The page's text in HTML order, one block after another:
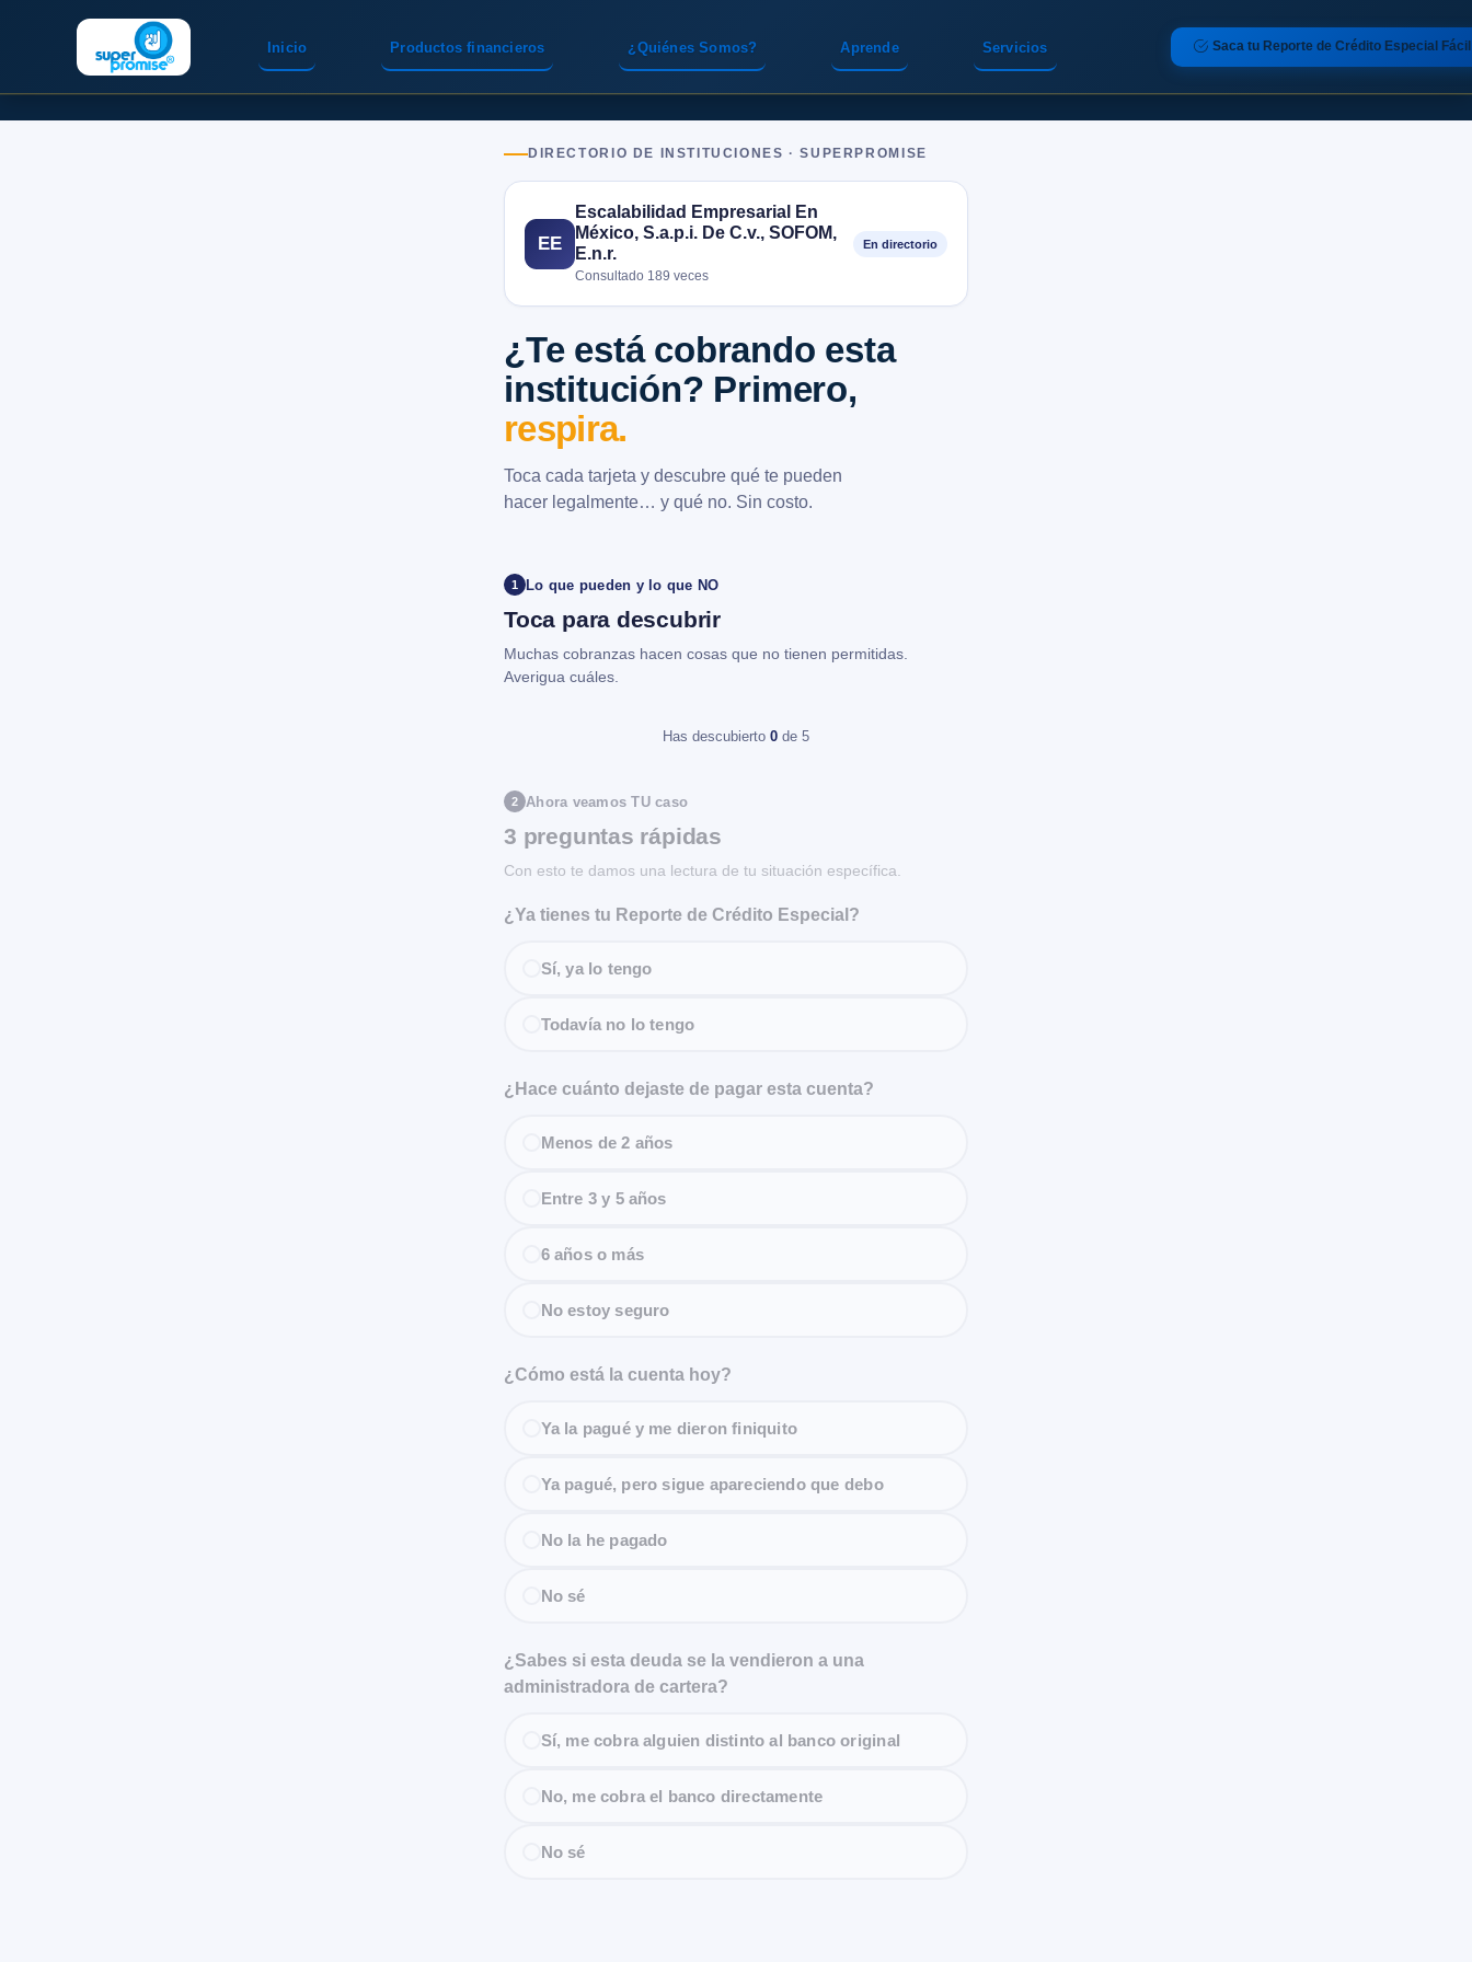
Inicio Servicios
Productos financieros ¿Quiénes Somos? Aprende Saca tu Reporte de Crédito Especial Fácil
DIRECTORIO DE INSTITUCIONES · SUPERPROMISE
EE
Escalabilidad Empresarial En
México, S.a.p.i. De C.v., SOFOM,
E.n.r.
Consultado 189 veces
En directorio
¿Te está cobrando esta
institución? Primero,
respira.
Toca cada tarjeta y descubre qué te pueden
hacer legalmente… y qué no. Sin costo.
1 Lo que pueden y lo que NO
Toca para descubrir
Muchas cobranzas hacen cosas que no tienen permitidas.
Averigua cuáles.
Has descubierto 0 de 5
2 Ahora veamos TU caso
3 preguntas rápidas
Con esto te damos una lectura de tu situación específica.
¿Ya tienes tu Reporte de Crédito Especial?
Sí, ya lo tengo
Todavía no lo tengo
¿Hace cuánto dejaste de pagar esta cuenta?
Menos de 2 años
Entre 3 y 5 años
6 años o más
No estoy seguro
¿Cómo está la cuenta hoy?
Ya la pagué y me dieron finiquito
Ya pagué, pero sigue apareciendo que debo
No la he pagado
No sé
¿Sabes si esta deuda se la vendieron a una
administradora de cartera?
Sí, me cobra alguien distinto al banco original
No, me cobra el banco directamente
No sé